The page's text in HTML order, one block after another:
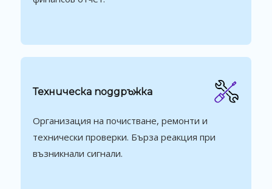
Техническа поддръжка
Организация на почистване, ремонти и
технически проверки. Бърза реакция при
възникнали сигнали.